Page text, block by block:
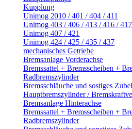
Kupplung
Unimog 2010 / 401 / 404 / 411
Unimog 403 / 406 / 413 / 416 / 417
Unimog 407 / 421
Unimog 424 / 425 / 435 / 437
mechanisches Getriebe
Bremsanlage Vorderachse
Bremssattel + Bremsscheiben +
Radbremszylinder
Bremsschläuche und sostiges
Hauptbremszylinder /
Bremsanlage Hinterachse
Bremssattel + Bremsscheiben +
Radbremszylinder